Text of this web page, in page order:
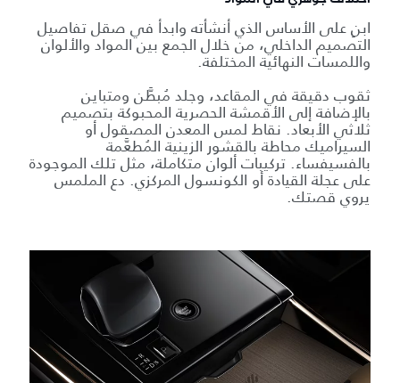
ابنِ على الأساس الذي أنشأته وابدأ في صقل تفاصيل
التصميم الداخلي، من خلال الجمع بين المواد والألوان
واللمسات النهائية المختلفة.
ثقوب دقيقة في المقاعد، وجلد مُبطَّن ومتباين
بالإضافة إلى الأقمشة الحصرية المحبوكة بتصميم
ثلاثي الأبعاد. نقاط لمس المعدن المصقول أو
السيراميك محاطة بالقشور الزينية المُطعَّمة
بالفسيفساء. تركيبات ألوان متكاملة، مثل تلك الموجودة
على عجلة القيادة أو الكونسول المركزي. دع الملمس
يروي قصتك.